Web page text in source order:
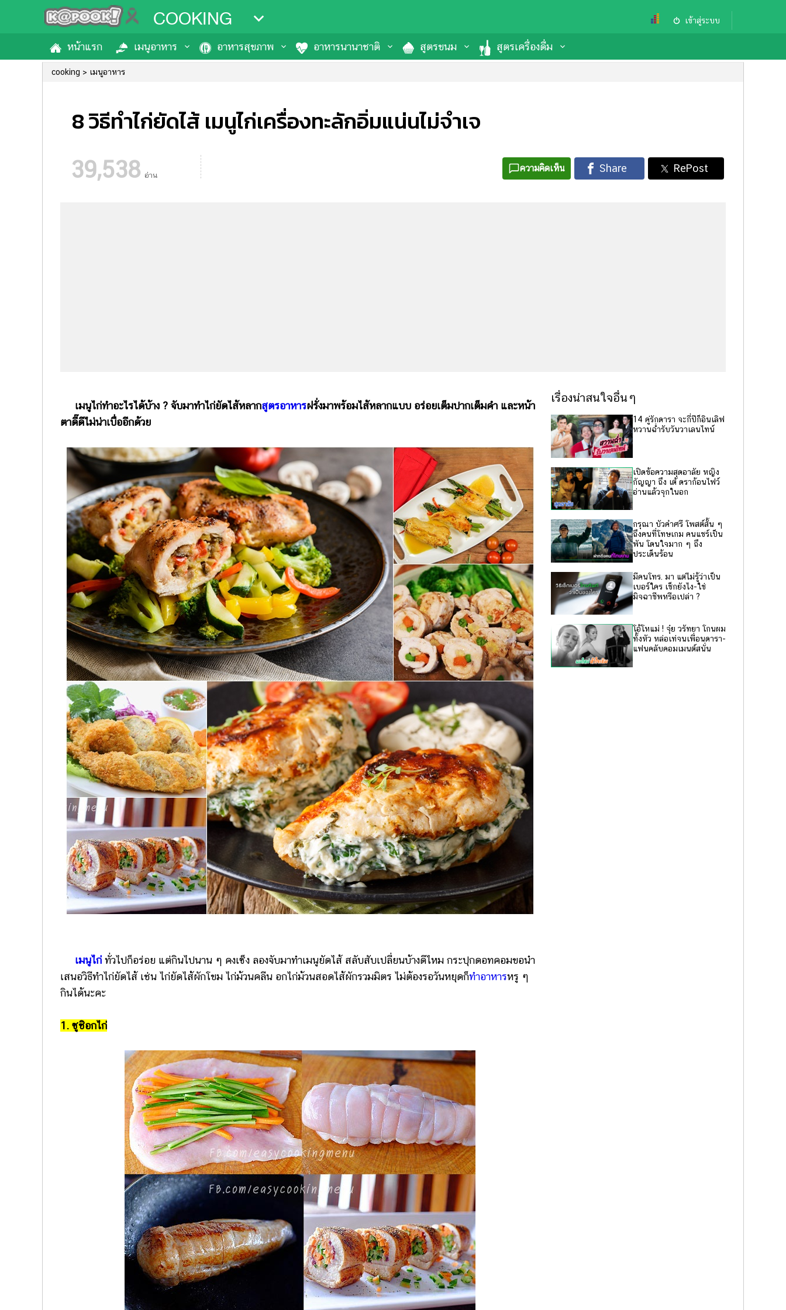
COOKING เข้าสู่ระบบ
หน้าแรก เมนูอาหาร อาหารสุขภาพ อาหารนานาชาติ สูตรขนม สูตรเครื่องดื่ม
cooking เมนูอาหาร
8 วิธีทำไก่ยัดไส้ เมนูไก่เครื่องทะลักอิ่มแน่นไม่จำเจ
39,538 อ่าน
ความคิดเห็น
เมนูไก่ทำอะไรได้บ้าง ? จับมาทำไก่ยัดไส้หลากสูตรอาหารฝรั่งมาพร้อมไส้หลากแบบ อร่อยเต็มปากเต็มคำ และหน้า
ตาดี๊ดีไม่น่าเบื่ออีกด้วย
เมนูไก่ ทั่วไปก็อร่อย แต่กินไปนาน ๆ คงเซ็ง ลองจับมาทำเมนูยัดไส้ สลับสับเปลี่ยนบ้างดีไหม กระปุกดอทคอมขอนำ
เสนอวิธีทำไก่ยัดไส้ เช่น ไก่ยัดไส้ผักโขม ไก่ม้วนคลีน อกไก่ม้วนสอดไส้ผักรวมมิตร ไม่ต้องรอวันหยุดก็ทำอาหารหรู ๆ
กินได้นะคะ
1. ซูชิอกไก่
เรื่องน่าสนใจอื่นๆ
14 คู่รักดารา จะกี่ปีก็อินเลิฟ
หวานฉ่ำรับวันวาเลนไทน์
เปิดข้อความสุดอาลัย หญิง
กัญญา ถึง เต้ ดราก้อนไฟว์
อ่านแล้วจุกในอก
กรุณา บัวคำศรี โพสต์สั้น ๆ
ถึงคนที่โทษเกม คนแชร์เป็น
พัน โดนใจมาก ๆ ถึง
ประเด็นร้อน
มีคนโทร. มา แต่ไม่รู้ว่าเป็น
เบอร์ใคร เช็กยังไง-ใช่
มิจฉาชีพหรือเปล่า ?
โอ้โหแม่ ! จุ๋ย วรัทยา โกนผม
ทั้งหัว หล่อเท่จนเพื่อนดารา-
แฟนคลับคอมเมนต์สนั่น